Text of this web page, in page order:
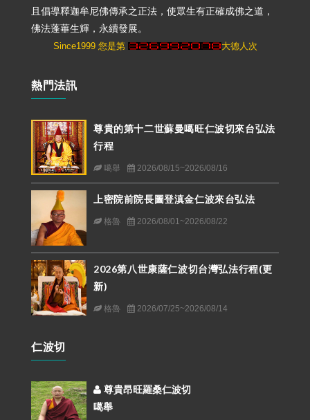
且倡導釋迦牟尼佛傳承之正法，使眾生有正確成佛之道，
佛法蓬蓽生輝，永續發展。
Since1999 您是第 大德人次
熱門法訊
尊貴的第十二世蘇曼噶旺仁波切來台弘法
行程
噶舉 2026/08/15~2026/08/16
上密院前院長圖登滇金仁波來台弘法
格魯 2026/08/01~2026/08/22
2026第八世康薩仁波切台灣弘法行程(更
新)
格魯 2026/07/25~2026/08/14
仁波切
尊貴昂旺羅桑仁波切
噶舉